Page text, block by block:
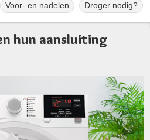
Voor- en nadelen Droger nodig?
hun aansluiting